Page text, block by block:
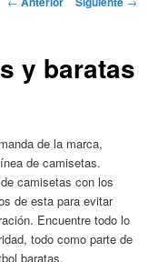
y baratas
de la marca,
de camisetas.
camisetas con los
de esta para evitar
Encuentre todo lo
todo como parte de
baratas.